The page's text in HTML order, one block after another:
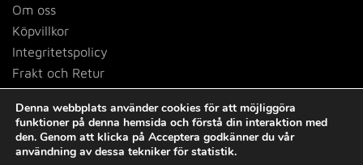
Om oss
Köpvillkor
Integritetspolicy
Frakt och Retur
Kontakta oss
Denna webbplats använder cookies för att möjliggöra
funktioner på denna hemsida och förstå din interaktion med
den. Genom att klicka på Acceptera godkänner du vår
användning av dessa tekniker för statistik.